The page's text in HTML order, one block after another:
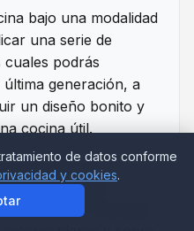
bajo una modalidad
una serie de
cuales podrás
generación, a
un diseño bonito y
cocina útil.
moderna, lo
son unos
y útiles . Para ello
de datos conforme
y cookies.